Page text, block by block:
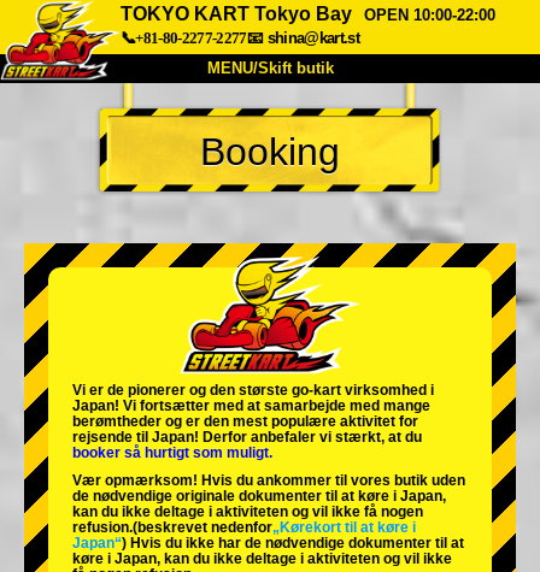
TOKYO KART Tokyo Bay
OPEN 10:00-22:00
📞+81-80-2277-2277📧 shina@kart.st
MENU/Skift butik
TOP
Om Specifikationer Pris
Virksomhed Booking
Skift butik
Tokyo Shinagawa Tokyo Akihabara#1
Tokyo Akihabara#2
Tokyo Shibuya Annex Tokyo Bay
Tokyo Asakusa Osaka
Okinawa
Booking
Vi er de pionerer og den største go-kart virksomhed i
Japan! Vi fortsætter med at samarbejde med mange
berømtheder og er den mest populære aktivitet for
rejsende til Japan! Derfor anbefaler vi stærkt, at du
booker så hurtigt som muligt.
Vær opmærksom! Hvis du ankommer til vores butik uden
de nødvendige originale dokumenter til at køre i Japan,
kan du ikke deltage i aktiviteten og vil ikke få nogen
refusion.(beskrevet nedenfor„Kørekort til at køre i
Japan“) Hvis du ikke har de nødvendige dokumenter til at
køre i Japan, kan du ikke deltage i aktiviteten og vil ikke